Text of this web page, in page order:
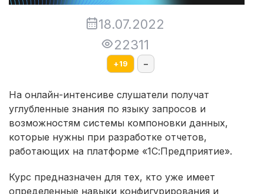
18.07.2022
22311
+19 –
На онлайн-интенсиве слушатели получат
углубленные знания по языку запросов и
возможностям системы компоновки данных,
которые нужны при разработке отчетов,
работающих на платформе «1С:Предприятие».
Курс предназначен для тех, кто уже имеет
определенные навыки конфигурирования и